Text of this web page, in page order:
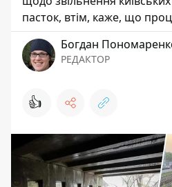
пасток, втім, каже, що
Богдан
РЕДАКТОР
👍